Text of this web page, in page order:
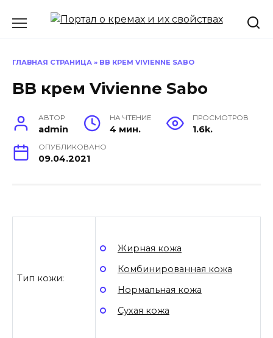
ГЛАВНАЯ СТРАНИЦА » BB КРЕМ VIVIENNE SABO
BB крем Vivienne Sabo
АВТОР
admin
НА ЧТЕНИЕ
4 мин.
ПРОСМОТРОВ
1.6k.
ОПУБЛИКОВАНО
09.04.2021
Тип кожи:
Жирная кожа
Комбинированная кожа
Нормальная кожа
Сухая кожа